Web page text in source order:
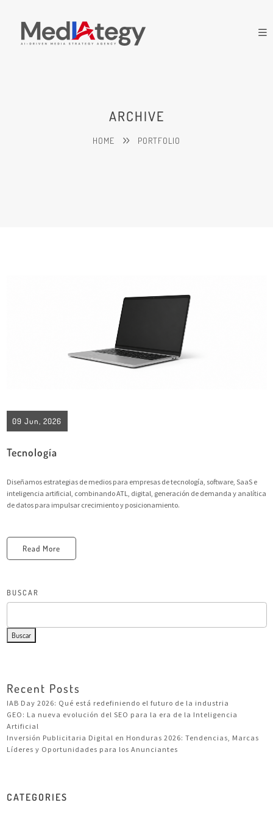
ARCHIVE
HOME PORTFOLIO
09 Jun, 2026
Tecnología
Diseñamos estrategias de medios para empresas de tecnología, software, SaaS e
inteligencia artificial, combinando ATL, digital, generación de demanda y analítica
de datos para impulsar crecimiento y posicionamiento.
Read More
BUSCAR
Buscar
Recent Posts
IAB Day 2026: Qué está redefiniendo el futuro de la industria
GEO: La nueva evolución del SEO para la era de la Inteligencia
Artificial
Inversión Publicitaria Digital en Honduras 2026: Tendencias, Marcas
Líderes y Oportunidades para los Anunciantes
CATEGORIES